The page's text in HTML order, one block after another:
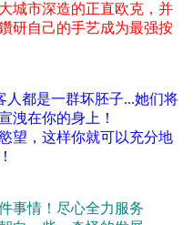
城市深造的正直欧克，并
研自己的手艺成为最强按
人都是一群坏胚子...她们将
洩在你的身上！
望，这样你就可以充分地
事情！尽心全力服务